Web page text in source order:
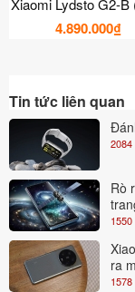
Xiaomi Lydsto G2-B
G2D-B03 )
4.890.000₫
Tin tức liên quan
Rò
ra